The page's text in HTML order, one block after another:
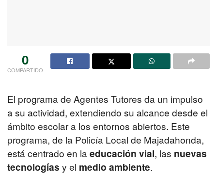
0
COMPARTIDO
El programa de Agentes Tutores da un impulso
a su actividad, extendiendo su alcance desde el
ámbito escolar a los entornos abiertos. Este
programa, de la Policía Local de Majadahonda,
está centrado en laeducación vial, las nuevas
tecnologías y el medio ambiente.